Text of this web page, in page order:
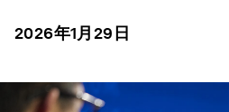
2026年1月29日